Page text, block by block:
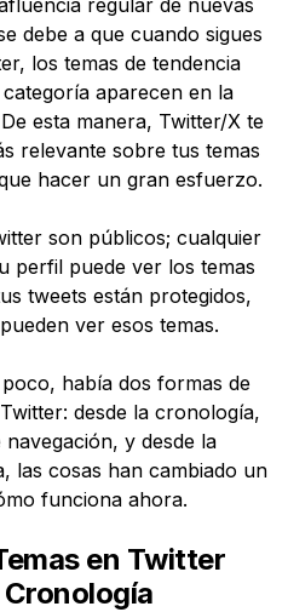
regular de nuevas
debe a que cuando sigues
los temas de tendencia
aparecen en la
esta manera, Twitter/X te
relevante sobre tus temas
hacer un gran esfuerzo.
son públicos; cualquier
perfil puede ver los temas
tweets están protegidos,
ver esos temas.
había dos formas de
desde la cronología,
y desde la
las cosas han cambiado un
funciona ahora.
en Twitter